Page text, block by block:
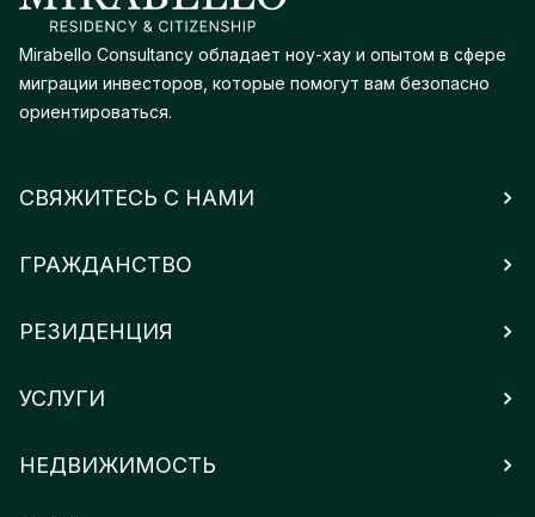
Mirabello Consultancy обладает ноу-хау и опытом в сфере
миграции инвесторов, которые помогут вам безопасно
ориентироваться.
СВЯЖИТЕСЬ С НАМИ
ГРАЖДАНСТВО
РЕЗИДЕНЦИЯ
УСЛУГИ
НЕДВИЖИМОСТЬ